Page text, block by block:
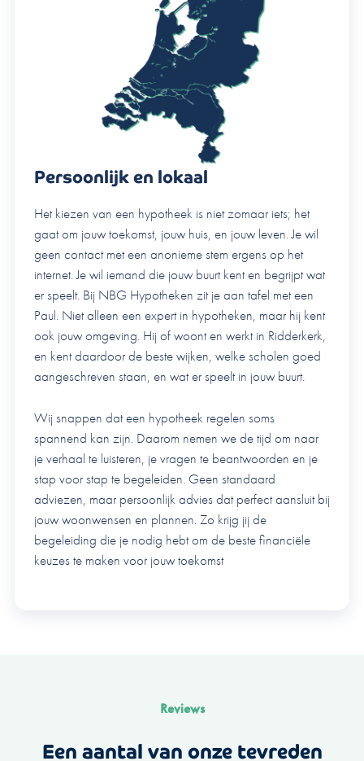
Persoonlijk en lokaal
Het kiezen van een hypotheek is niet zomaar iets; het
gaat om jouw toekomst, jouw huis, en jouw leven. Je wil
geen contact met een anonieme stem ergens op het
internet. Je wil iemand die jouw buurt kent en begrijpt wat
er speelt. Bij NBG Hypotheken zit je aan tafel met een
Paul. Niet alleen een expert in hypotheken, maar hij kent
ook jouw omgeving. Hij of woont en werkt in Ridderkerk,
en kent daardoor de beste wijken, welke scholen goed
aangeschreven staan, en wat er speelt in jouw buurt.
Wij snappen dat een hypotheek regelen soms
spannend kan zijn. Daarom nemen we de tijd om naar
je verhaal te luisteren, je vragen te beantwoorden en je
stap voor stap te begeleiden. Geen standaard
adviezen, maar persoonlijk advies dat perfect aansluit bij
jouw woonwensen en plannen. Zo krijg jij de
begeleiding die je nodig hebt om de beste financiële
keuzes te maken voor jouw toekomst
Reviews
Een aantal van onze tevreden